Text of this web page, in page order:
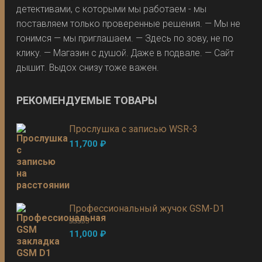
детективами, с которыми мы работаем - мы
поставляем только проверенные решения. — Мы не
гонимся — мы приглашаем. — Здесь по зову, не по
клику. — Магазин с душой. Даже в подвале. — Сайт
дышит. Выдох снизу тоже важен.
РЕКОМЕНДУЕМЫЕ ТОВАРЫ
Прослушка с записью WSR-3
11,700₽
Профессиональный жучок GSM-D1
Оценка5.00
из 5
11,000₽